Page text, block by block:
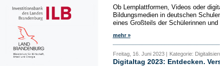
Ob Lernplattformen, Videos oder
Bildungsmedien in deutschen
eines Großteils der Schülerinnen
mehr »
Freitag, 16. Juni 2023 | Kategorie:
Digitaltag 2023: Entdecken.